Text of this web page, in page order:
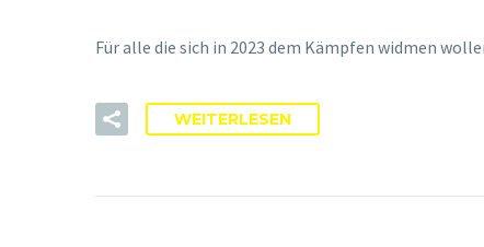
Für alle die sich in 2023 dem Kämpfen widmen
WEITERLESEN